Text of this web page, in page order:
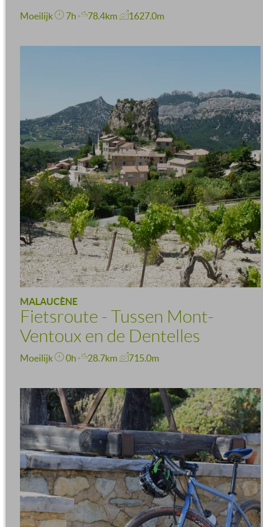
Moeilijk 7h 78.4km 1627.0m
MALAUCÈNE
Fietsroute - Tussen Mont-
Ventoux en de Dentelles
Moeilijk 0h 28.7km 715.0m